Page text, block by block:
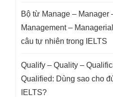
Bộ từ Manage – Manager
Management –
câu tự nhiên trong IELTS
Qualify – Quality –
Qualified: Dùng sao cho
IELTS?